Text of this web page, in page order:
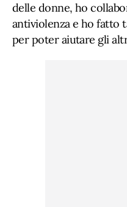
delle donne, ho
antiviolenza e ho fatto
per poter aiutare gli